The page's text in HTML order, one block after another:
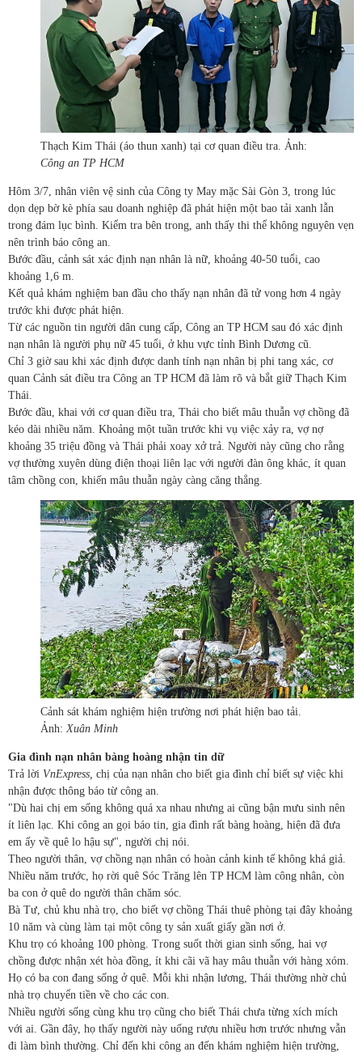
Thạch Kim Thái (áo thun xanh) tại cơ quan điều tra. Ảnh:
Công an TP HCM
Hôm 3/7, nhân viên vệ sinh của Công ty May mặc Sài Gòn 3, trong lúc
dọn dẹp bờ kè phía sau doanh nghiệp đã phát hiện một bao tải xanh lẫn
trong đám lục bình. Kiểm tra bên trong, anh thấy thi thể không nguyên vẹn
nên trình báo công an.
Bước đầu, cảnh sát xác định nạn nhân là nữ, khoảng 40-50 tuổi, cao
khoảng 1,6 m.
Kết quả khám nghiệm ban đầu cho thấy nạn nhân đã tử vong hơn 4 ngày
trước khi được phát hiện.
Từ các nguồn tin người dân cung cấp, Công an TP HCM sau đó xác định
nạn nhân là người phụ nữ 45 tuổi, ở khu vực tỉnh Bình Dương cũ.
Chỉ 3 giờ sau khi xác định được danh tính nạn nhân bị phi tang xác, cơ
quan Cảnh sát điều tra Công an TP HCM đã làm rõ và bắt giữ Thạch Kim
Thái.
Bước đầu, khai với cơ quan điều tra, Thái cho biết mâu thuẫn vợ chồng đã
kéo dài nhiều năm. Khoảng một tuần trước khi vụ việc xảy ra, vợ nợ
khoảng 35 triệu đồng và Thái phải xoay xở trả. Người này cũng cho rằng
vợ thường xuyên dùng điện thoại liên lạc với người đàn ông khác, ít quan
tâm chồng con, khiến mâu thuẫn ngày càng căng thẳng.
Cảnh sát khám nghiệm hiện trường nơi phát hiện bao tải.
Ảnh:Xuân Minh
Gia đình nạn nhân bàng hoàng nhận tin dữ
Trả lời VnExpress, chị của nạn nhân cho biết gia đình chỉ biết sự việc khi
nhận được thông báo từ công an.
"Dù hai chị em sống không quá xa nhau nhưng ai cũng bận mưu sinh nên
ít liên lạc. Khi công an gọi báo tin, gia đình rất bàng hoàng, hiện đã đưa
em ấy về quê lo hậu sự", người chị nói.
Theo người thân, vợ chồng nạn nhân có hoàn cảnh kinh tế không khá giả.
Nhiều năm trước, họ rời quê Sóc Trăng lên TP HCM làm công nhân, còn
ba con ở quê do người thân chăm sóc.
Bà Tư, chủ khu nhà trọ, cho biết vợ chồng Thái thuê phòng tại đây khoảng
10 năm và cùng làm tại một công ty sản xuất giấy gần nơi ở.
Khu trọ có khoảng 100 phòng. Trong suốt thời gian sinh sống, hai vợ
chồng được nhận xét hòa đồng, ít khi cãi vã hay mâu thuẫn với hàng xóm.
Họ có ba con đang sống ở quê. Mỗi khi nhận lương, Thái thường nhờ chủ
nhà trọ chuyển tiền về cho các con.
Nhiều người sống cùng khu trọ cũng cho biết Thái chưa từng xích mích
với ai. Gần đây, họ thấy người này uống rượu nhiều hơn trước nhưng vẫn
đi làm bình thường. Chỉ đến khi công an đến khám nghiệm hiện trường,